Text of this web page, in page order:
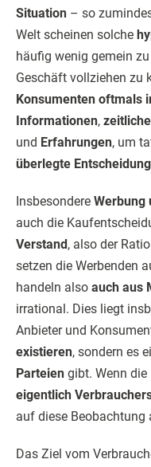
Situation – so
Welt scheinen solche
häufig wenig gemein
Geschäft vollziehen zu
Konsumenten oftmals
Informationen,
und Erfahrungen, um
überlegte Entscheidung
Insbesondere Werbung
auch die
Verstand, also der
setzen die Werbenden
handeln also auch aus
irrational. Dies liegt
Anbieter und
existieren, sondern es
Parteien gibt. Wenn die
eigentlich
auf diese Beobachtung
Das Ziel vom